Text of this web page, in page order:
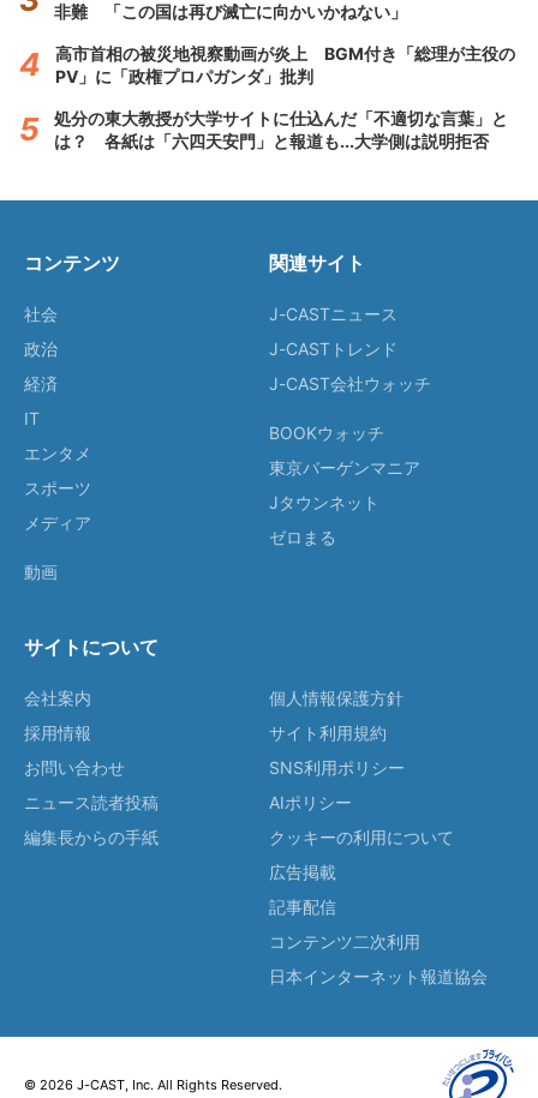
非難 「この国は再び滅亡に向かいかねない」
高市首相の被災地視察動画が炎上 BGM付き「総理が主役の
PV」に「政権プロパガンダ」批判
処分の東大教授が大学サイトに仕込んだ「不適切な言葉」と
は？ 各紙は「六四天安門」と報道も...大学側は説明拒否
コンテンツ
社会
政治
経済
IT
エンタメ
スポーツ
メディア
動画
関連サイト
J-CASTニュース
J-CASTトレンド
J-CAST会社ウォッチ
BOOKウォッチ
東京バーゲンマニア
Jタウンネット
ゼロまる
サイトについて
会社案内
採用情報
お問い合わせ
ニュース読者投稿
編集長からの手紙
個人情報保護方針
サイト利用規約
SNS利用ポリシー
AIポリシー
クッキーの利用について
広告掲載
記事配信
コンテンツ二次利用
日本インターネット報道協会
© 2026 J-CAST, Inc. All Rights Reserved.